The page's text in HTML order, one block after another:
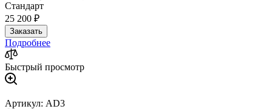
Стандарт
25 200 ₽
Заказать
Подробнее
Быстрый просмотр
Артикул: AD3